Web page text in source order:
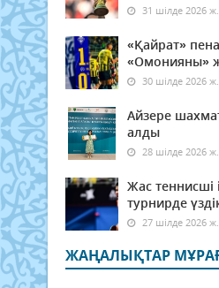
31 шілде 2026 ж.
«Қайрат»
«Омонияны»
30 шілде 2026 ж.
Айзере
алды
28 шілде 2026 ж.
Жас теннисші
турнирде
27 шілде 2026 ж.
ЖАҢАЛЫҚТАР